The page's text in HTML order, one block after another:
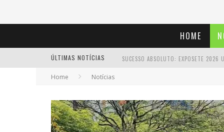
HOME
ÚLTIMAS NOTÍCIAS
Home Notícias